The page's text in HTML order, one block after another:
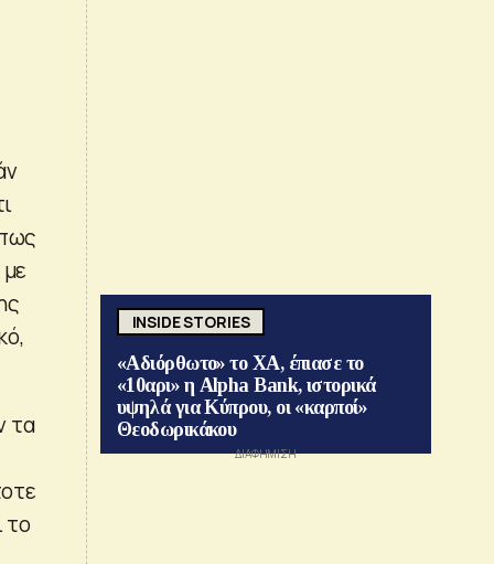
τα
το
INSIDE STORIES
«Αδιόρθωτο» το ΧΑ, έπιασε το
«10αρι» η Alpha Bank, ιστορικά
υψηλά για Κύπρου, οι «καρποί»
Θεοδωρικάκου